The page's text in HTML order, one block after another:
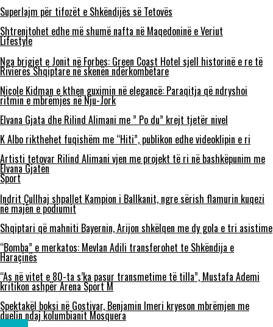
Superlajm për tifozët e Shkëndijës së Tetovës
Shtrenjtohet edhe më shumë nafta në Maqedoninë e Veriut
Lifestyle
Nga brigjet e Jonit në Forbes: Green Coast Hotel sjell historinë e re të
Rivierës Shqiptare në skenën ndërkombëtare
Nicole Kidman e kthen guximin në elegancë: Paraqitja që ndryshoi
ritmin e mbrëmjes në Nju-Jork
Elvana Gjata dhe Rilind Alimani me ” Po du” krejt tjetër nivel
K Albo rikthehet fuqishëm me “Hiti”, publikon edhe videoklipin e ri
Artisti tetovar Rilind Alimani vjen me projekt të ri në bashkëpunim me
Elvana Gjatën
Sport
Indrit Çullhaj shpallet Kampion i Ballkanit, ngre sërish flamurin kuqezi
në majën e podiumit
Shqiptari që mahniti Bayernin, Arijon shkëlqen me dy gola e tri asistime
“Bomba” e merkatos: Mevlan Adili transferohet te Shkëndija e
Haraçinës
“As në vitet e 80-ta s’ka pasur transmetime të tilla”, Mustafa Ademi
kritikon ashpër Arena Sport M
Spektakël boksi në Gostivar, Benjamin Imeri kryeson mbrëmjen me
duelin ndaj kolumbianit Mosquera